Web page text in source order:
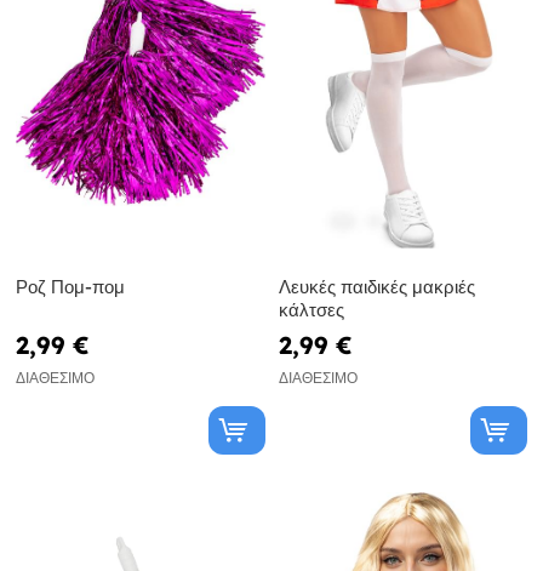
Ροζ Πομ-πομ
2,99 €
ΔΙΑΘΈΣΙΜΟ
Λευκές παιδικές μακριές
κάλτσες
2,99 €
ΔΙΑΘΈΣΙΜΟ